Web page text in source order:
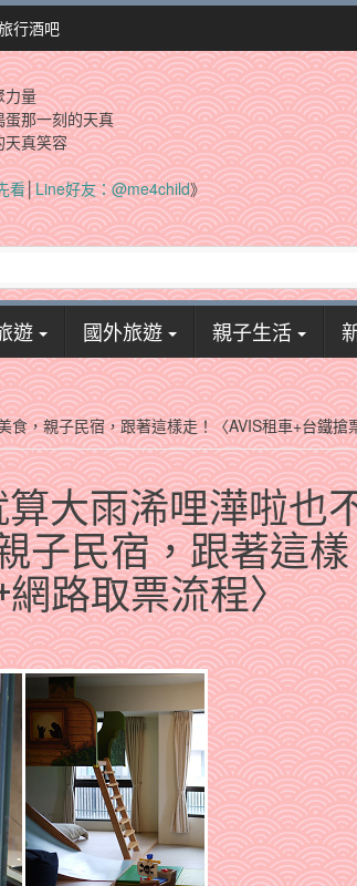
行酒吧
力量
那一刻的天真
天真笑容
看│Line好友：@me4child》
遊 國外旅遊 親子生活
，親子民宿，跟著這樣走！〈AVIS租車+台鐵搶
大雨浠哩澕啦也
子民宿，跟著這樣
網路取票流程〉